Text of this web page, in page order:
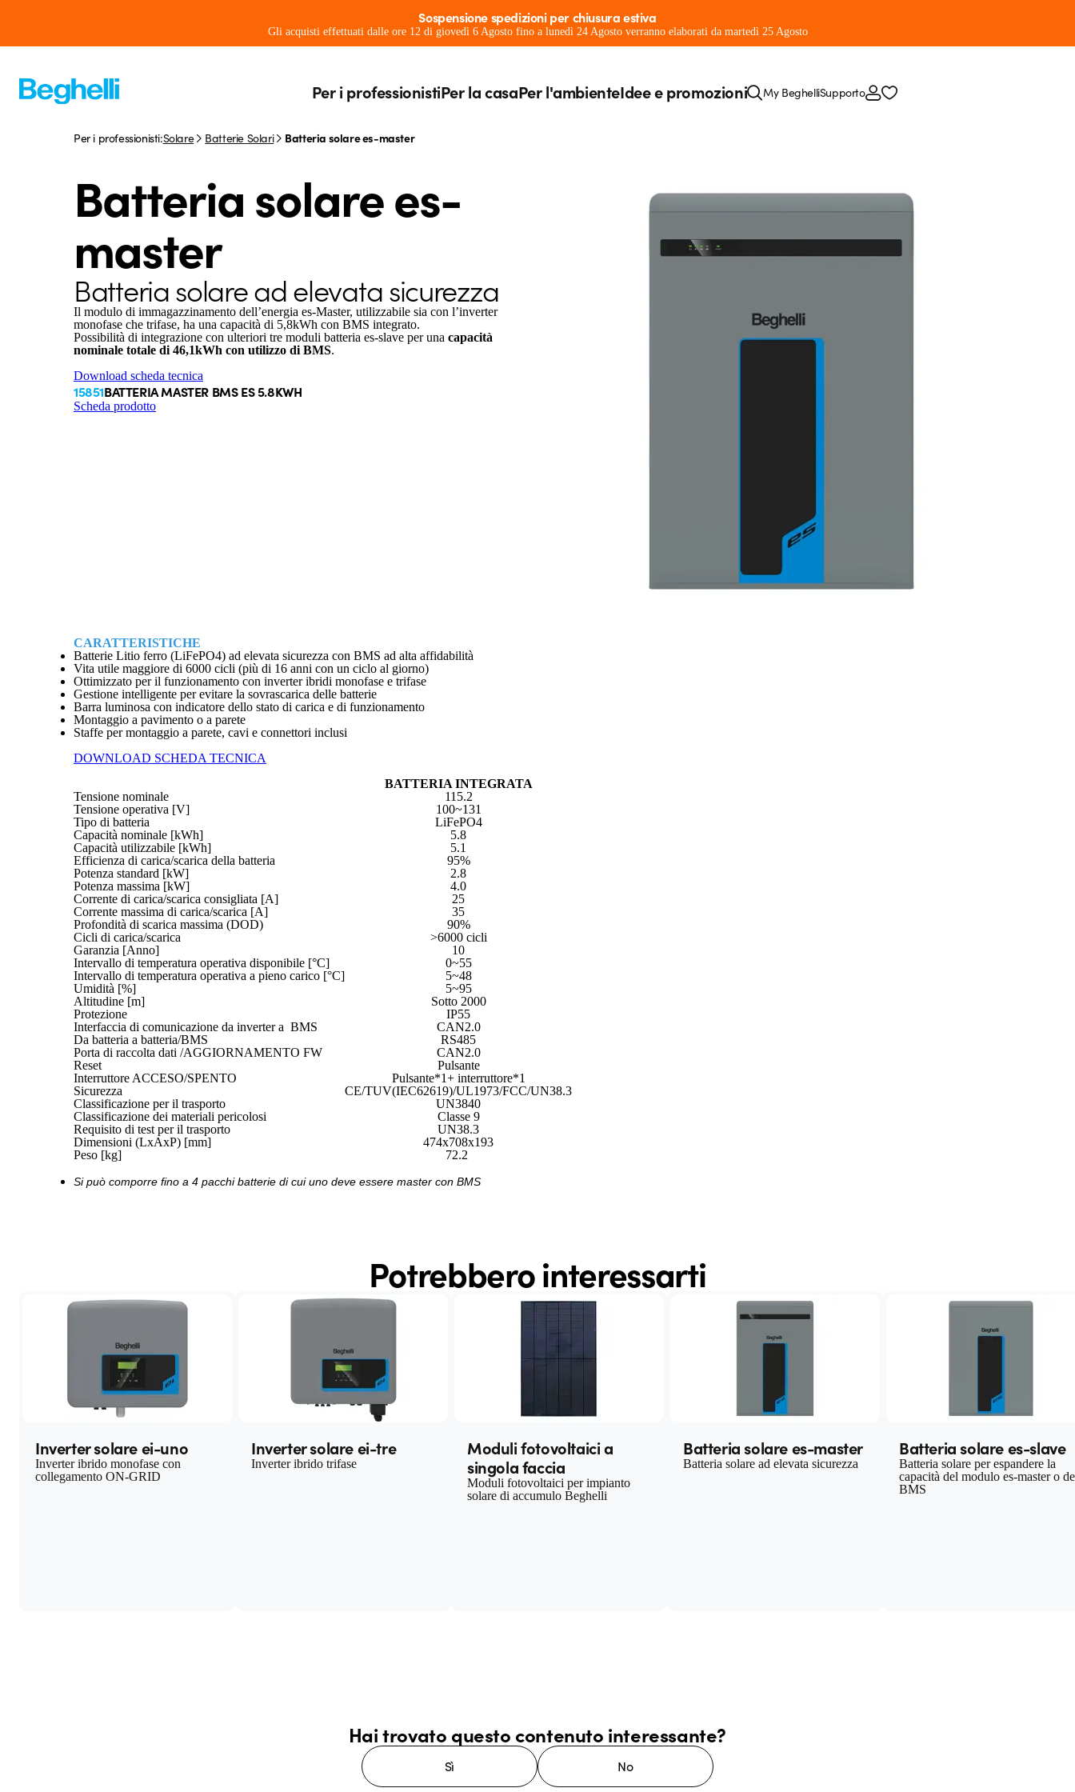
Sospensione spedizioni per chiusura estiva
Gli acquisti effettuati dalle ore 12 di giovedì 6 Agosto fino a lunedì 24 Agosto verranno elaborati da martedì 25 Agosto
Per i professionistiPer la casaPer l'ambienteIdee e promozioni My BeghelliSupporto
Per i professionisti:Solare Batterie Solari Batteria solare es-master
Batteria solare es-
master
Batteria solare ad elevata sicurezza
Il modulo di immagazzinamento dell’energia es-Master, utilizzabile sia con l’inverter
monofase che trifase, ha una capacità di 5,8kWh con BMS integrato.
Possibilità di integrazione con ulteriori tre moduli batteria es-slave per una capacità
nominale totale di 46,1kWh con utilizzo di BMS.
Download scheda tecnica
15851BATTERIA MASTER BMS ES 5.8KWH
Scheda prodotto
CARATTERISTICHE
Batterie Litio ferro (LiFePO4) ad elevata sicurezza con BMS ad alta affidabilità
Vita utile maggiore di 6000 cicli (più di 16 anni con un ciclo al giorno)
Ottimizzato per il funzionamento con inverter ibridi monofase e trifase
Gestione intelligente per evitare la sovrascarica delle batterie
Barra luminosa con indicatore dello stato di carica e di funzionamento
Montaggio a pavimento o a parete
Staffe per montaggio a parete, cavi e connettori inclusi
DOWNLOAD SCHEDA TECNICA
BATTERIA INTEGRATA
Tensione nominale
115.2
Tensione operativa [V]
100~131
Tipo di batteria
LiFePO4
Capacità nominale [kWh]
5.8
Capacità utilizzabile [kWh]
5.1
Efficienza di carica/scarica della batteria
95%
Potenza standard [kW]
2.8
Potenza massima [kW]
4.0
Corrente di carica/scarica consigliata [A]
25
Corrente massima di carica/scarica [A]
35
Profondità di scarica massima (DOD)
90%
Cicli di carica/scarica
>6000 cicli
Garanzia [Anno]
10
Intervallo di temperatura operativa disponibile [°C]
0~55
Intervallo di temperatura operativa a pieno carico [°C]
5~48
Umidità [%]
5~95
Altitudine [m]
Sotto 2000
Protezione
IP55
Interfaccia di comunicazione da inverter a BMS
CAN2.0
Da batteria a batteria/BMS
RS485
Porta di raccolta dati /AGGIORNAMENTO FW
CAN2.0
Reset
Pulsante
Interruttore ACCESO/SPENTO
Pulsante*1+ interruttore*1
Sicurezza
CE/TUV(IEC62619)/UL1973/FCC/UN38.3
Classificazione per il trasporto
UN3840
Classificazione dei materiali pericolosi
Classe 9
Requisito di test per il trasporto
UN38.3
Dimensioni (LxAxP) [mm]
474x708x193
Peso [kg]
72.2
Si può comporre fino a 4 pacchi batterie di cui uno deve essere master con BMS
Potrebbero interessarti
Inverter solare ei-uno
Inverter ibrido monofase con
collegamento ON-GRID
Inverter solare ei-tre
Inverter ibrido trifase
Moduli fotovoltaici a
singola faccia
Moduli fotovoltaici per impianto
solare di accumulo Beghelli
Batteria solare es-master
Batteria solare ad elevata sicurezza
Batteria solare es-slave
Batteria solare per espandere la
capacità del modulo es-master o
BMS
Hai trovato questo contenuto interessante?
Sì No